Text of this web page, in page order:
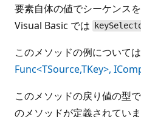
要素自体の値でシーケンス
Visual Basic では
このメソッドの例については
Func<TSource,TKey>,
このメソッドの戻り値の型
のメソッドが定義されてい